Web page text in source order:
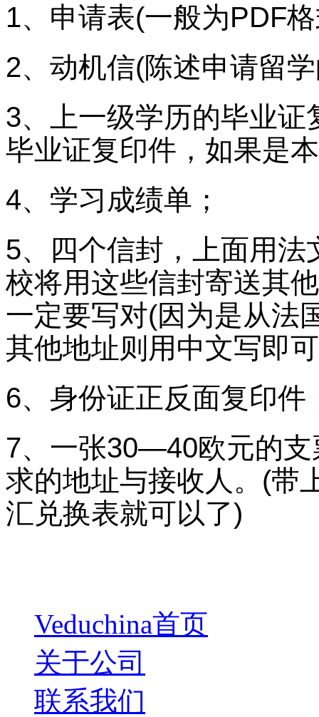
1、申请表(一般为PDF
2、动机信(陈述申请留
3、上一级学历的毕业
毕业证复印件，如果是
4、学习成绩单；
5、四个信封，上面用
校将用这些信封寄送其
一定要写对(因为是从法
其他地址则用中文写即
6、身份证正反面复印件
7、一张30—40欧元的
求的地址与接收人。(带
汇兑换表就可以了)
Veduchina首页
关于公司
联系我们